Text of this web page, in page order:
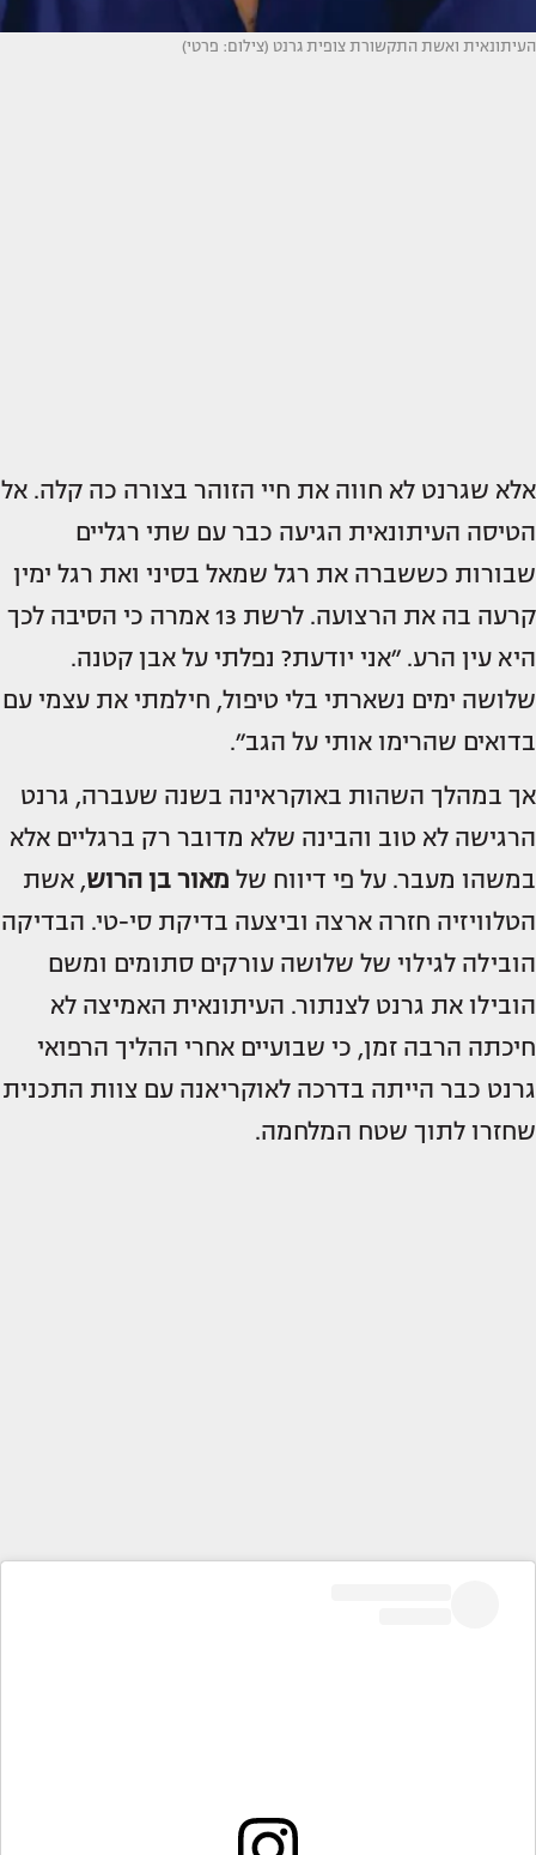
העיתונאית ואשת התקשורת צופית גרנט (צילום: פרטי)
אלא שגרנט לא חווה את חיי הזוהר בצורה כה קלה. אל
הטיסה העיתונאית הגיעה כבר עם שתי רגליים
שבורות כששברה את רגל שמאל בסיני ואת רגל ימין
קרעה בה את הרצועה. לרשת 13 אמרה כי הסיבה לכך
היא עין הרע. ״אני יודעת? נפלתי על אבן קטנה.
שלושה ימים נשארתי בלי טיפול, חילמתי את עצמי עם
בדואים שהרימו אותי על הגב״.
אך במהלך השהות באוקראינה בשנה שעברה, גרנט
הרגישה לא טוב והבינה שלא מדובר רק ברגליים אלא
במשהו מעבר. על פי דיווח של מאור בן הרוש, אשת
הטלוויזיה חזרה ארצה וביצעה בדיקת סי-טי. הבדיקה
הובילה לגילוי של שלושה עורקים סתומים ומשם
הובילו את גרנט לצנתור. העיתונאית האמיצה לא
חיכתה הרבה זמן, כי שבועיים אחרי ההליך הרפואי
גרנט כבר הייתה בדרכה לאוקריאנה עם צוות התכנית
שחזרו לתוך שטח המלחמה.